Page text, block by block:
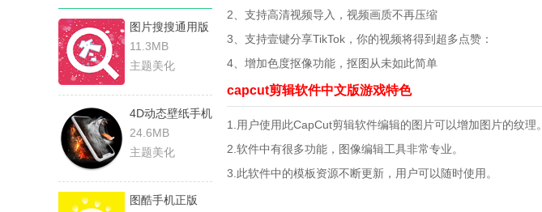
图片搜搜通用版
11.3MB
主题美化
4D动态壁纸手机
版
24.6MB
主题美化
图酷手机正版
2、支持高清视频导入，视频画质不再压缩
3、支持壹键分享TikTok，你的视频将得到超多点赞：
4、增加色度抠像功能，抠图从未如此简单
capcut剪辑软件中文版游戏特色
1.用户使用此CapCut剪辑软件编辑的图片可以增加图片的纹理。
2.软件中有很多功能，图像编辑工具非常专业。
3.此软件中的模板资源不断更新，用户可以随时使用。